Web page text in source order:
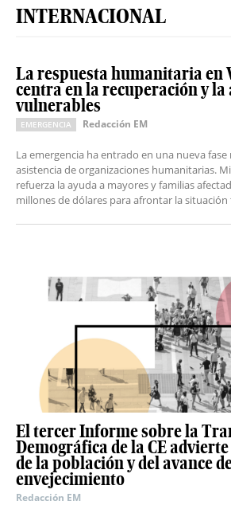
INTERNACIONAL
La respuesta humanitaria en
centra en la recuperación y la
vulnerables
EMERGENCIA Redacción EM
La emergencia ha entrado en una nueva
asistencia de organizaciones humanitarias.
refuerza la ayuda a mayores y familias
millones de dólares para afrontar la situación
El tercer Informe sobre la
Demográfica de la CE
de la población y del avance
envejecimiento
Redacción EM